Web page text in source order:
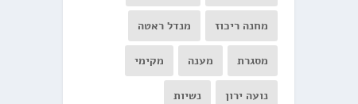
מחנה ריכוז מנדל ראטה
מסגרת מענה מקימי
נועה ירון נשיות